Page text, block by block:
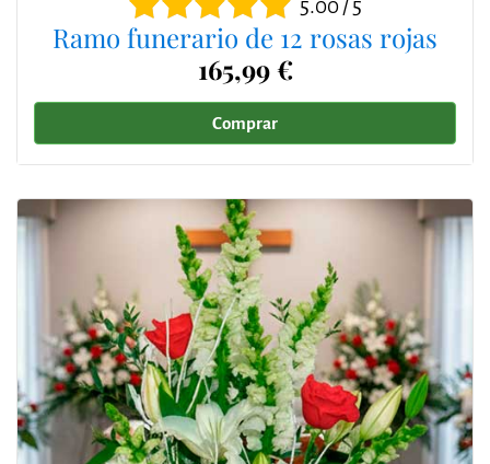
5.00 / 5
Ramo funerario de 12 rosas rojas
165,99 €
Comprar